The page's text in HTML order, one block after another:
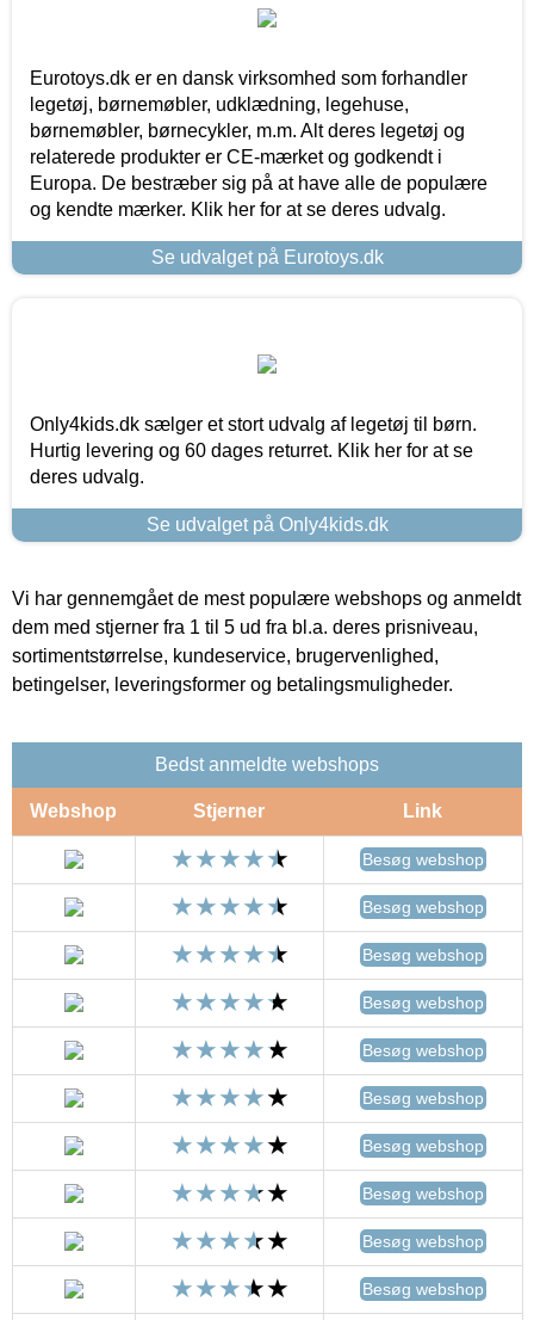
Eurotoys.dk er en dansk virksomhed som forhandler
legetøj, børnemøbler, udklædning, legehuse,
børnemøbler, børnecykler, m.m. Alt deres legetøj og
relaterede produkter er CE-mærket og godkendt i
Europa. De bestræber sig på at have alle de populære
og kendte mærker. Klik her for at se deres udvalg.
Se udvalget på Eurotoys.dk
Only4kids.dk sælger et stort udvalg af legetøj til børn.
Hurtig levering og 60 dages returret. Klik her for at se
deres udvalg.
Se udvalget på Only4kids.dk
Vi har gennemgået de mest populære webshops og anmeldt
dem med stjerner fra 1 til 5 ud fra bl.a. deres prisniveau,
sortimentstørrelse, kundeservice, brugervenlighed,
betingelser, leveringsformer og betalingsmuligheder.
Bedst anmeldte webshops
Webshop Stjerner Link
Besøg webshop
Besøg webshop
Besøg webshop
Besøg webshop
Besøg webshop
Besøg webshop
Besøg webshop
Besøg webshop
Besøg webshop
Besøg webshop